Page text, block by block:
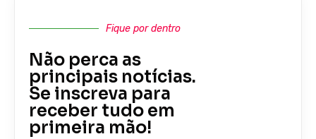
Fique por dentro
Não perca as
principais notícias.
Se inscreva para
receber tudo em
primeira mão!